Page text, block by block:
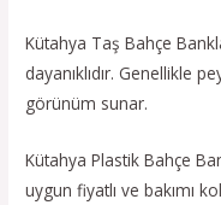
Kütahya Taş Bahçe
dayanıklıdır. Genellikle
görünüm sunar.
Kütahya Plastik Bahçe
uygun fiyatlı ve bakımı